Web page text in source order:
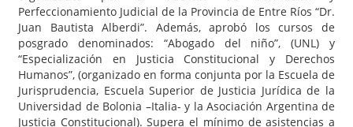
Perfeccionamiento Judicial de la Provincia de Entre Ríos “Dr.
Juan Bautista Alberdi”. Además, aprobó los cursos de
posgrado denominados: “Abogado del niño”, (UNL) y
“Especialización en Justicia Constitucional y Derechos
Humanos”, (organizado en forma conjunta por la Escuela de
Jurisprudencia, Escuela Superior de Justicia Jurídica de la
Universidad de Bolonia –Italia- y la Asociación Argentina de
Justicia Constitucional). Supera el mínimo de asistencias a